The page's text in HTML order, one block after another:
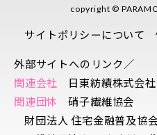
copyright ©
サイトポリシーについて
外部サイトへのリンク／
関連会社
日東紡績株式会社
関連団体
硝子繊維協会
財団法人 住宅金融普及協